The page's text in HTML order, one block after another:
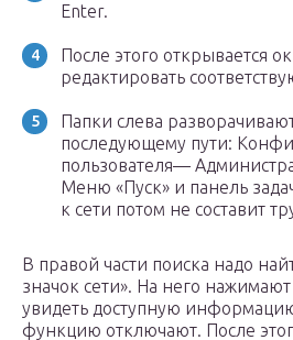
Enter.
После этого открывается
редактировать
Папки слева
последующему пути:
пользователя—
Меню «Пуск» и панель
к сети потом не составит
В правой части поиска надо
значок сети». На него
увидеть доступную
функцию отключают. После